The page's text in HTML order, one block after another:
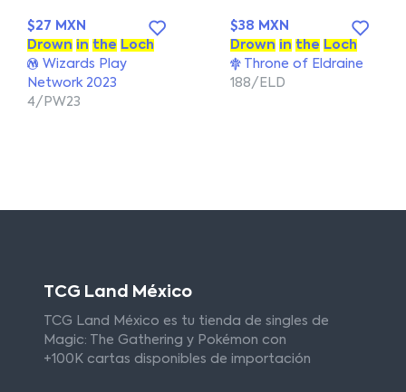
$27 MXN
Drown in the Loch
Wizards Play
Network 2023
4/PW23
$38 MXN
Drown in the Loch
Throne of Eldraine
188/ELD
TCG Land México
TCG Land México es tu tienda de singles de
Magic: The Gathering y Pokémon con
+100K cartas disponibles de importación